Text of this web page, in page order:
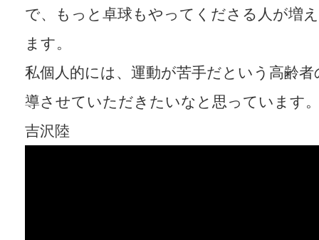
で、もっと卓球もやってくださる人が増
ます。
私個人的には、運動が苦手だという高齢
導させていただきたいなと思っています
吉沢陸